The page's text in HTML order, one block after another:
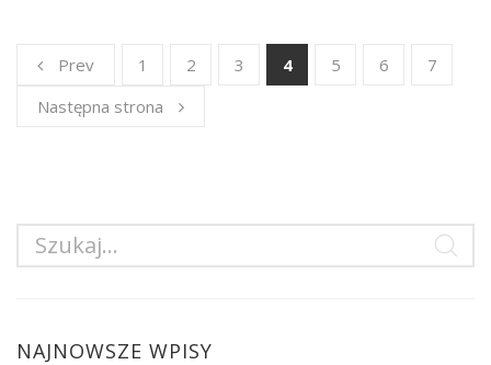
Prev 1 2 3 4 5 6
7
Następna strona
NAJNOWSZE WPISY